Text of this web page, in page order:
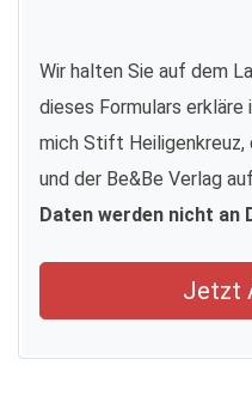
Wir halten Sie auf dem
dieses Formulars erkläre
mich Stift Heiligenkreuz,
und der Be&Be Verlag
Daten werden nicht
Jetzt